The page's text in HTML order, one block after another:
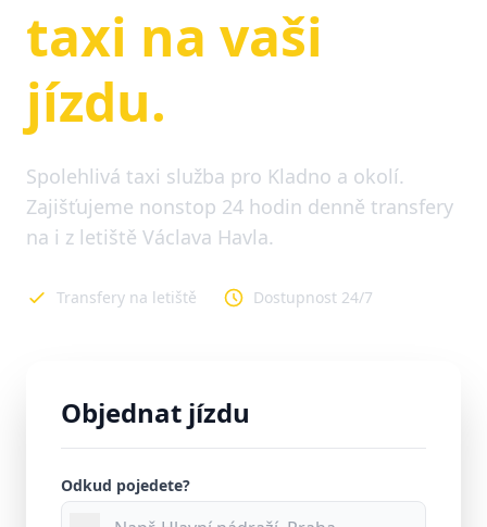
taxi na vaši
jízdu.
Spolehlivá taxi služba pro Kladno a okolí.
Zajišťujeme nonstop 24 hodin denně transfery
na i z letiště Václava Havla.
Transfery na letiště Dostupnost 24/7
Objednat jízdu
Odkud pojedete?